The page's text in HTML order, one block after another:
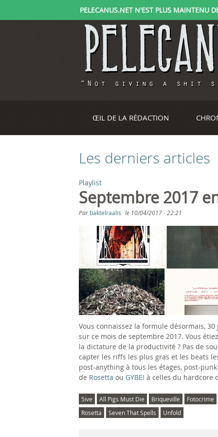
PELECANUS.NET N'EST PLUS MAINTENU
ŒIL DE LA RÉDACTION
Les derniers articles
Playlist
Septembre 2017
Par baktelraalis le 10/04/2017 - 22:21
Vous connaissez la formule désormais,
sur ce mois de septembre 2017. Vous
la dictature de la productivité ? Pas de
capter les riffs les plus gras et les beats
post-anything à tous les étages, post-
de Rosetta ou GYBE! à celles du hardcore
5ive All Pigs Must Die Briqueville
Fotocrime
Rosetta
Seven That Spells Unfold
P
a
g
s